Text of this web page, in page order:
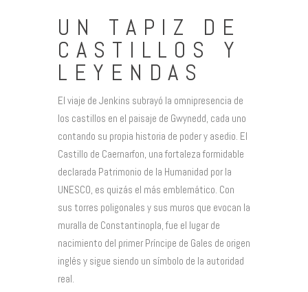
UN TAPIZ DE
CASTILLOS Y
LEYENDAS
El viaje de Jenkins subrayó la omnipresencia de
los castillos en el paisaje de Gwynedd, cada uno
contando su propia historia de poder y asedio. El
Castillo de Caernarfon, una fortaleza formidable
declarada Patrimonio de la Humanidad por la
UNESCO, es quizás el más emblemático. Con
sus torres poligonales y sus muros que evocan la
muralla de Constantinopla, fue el lugar de
nacimiento del primer Príncipe de Gales de origen
inglés y sigue siendo un símbolo de la autoridad
real.